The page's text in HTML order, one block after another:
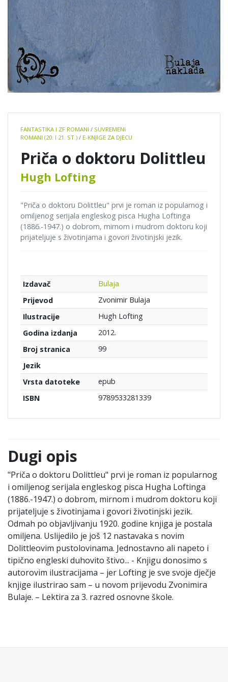
details
FANTASTIKA I ZF ROMANI / SUVREMENI
ROMANI (20. I 21. ST.) / E-KNJIGE ZA DJECU
Priča o doktoru Dolittleu
Hugh Lofting
"Priča o doktoru Dolittleu" prvi je roman iz popularnog i
omiljenog serijala engleskog pisca Hugha Loftinga
(1886.-1947.) o dobrom, mirnom i mudrom doktoru koji
prijateljuje s životinjama i govori životinjski jezik.
Izdavač
Bulaja
Prijevod
Zvonimir Bulaja
Ilustracije
Hugh Lofting
Godina izdanja
2012.
Broj stranica
99
Jezik
Vrsta datoteke
epub
ISBN
9789533281339
Dugi opis
"Priča o doktoru Dolittleu" prvi je roman iz popularnog
i omiljenog serijala engleskog pisca Hugha Loftinga
(1886.-1947.) o dobrom, mirnom i mudrom doktoru koji
prijateljuje s životinjama i govori životinjski jezik.
Odmah po objavljivanju 1920. godine knjiga je postala
omiljena. Uslijedilo je još 12 nastavaka s novim
Dolittleovim pustolovinama. Jednostavno ali napeto i
tipično engleski duhovito štivo... - Knjigu donosimo s
autorovim ilustracijama – jer Lofting je sve svoje dječje
knjige ilustrirao sam – u novom prijevodu Zvonimira
Bulaje. – Lektira za 3. razred osnovne škole.